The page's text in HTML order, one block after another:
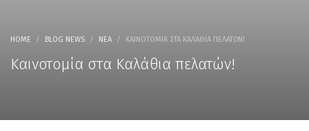
HOME BLOG NEWS ΝΈΑ ΚΑΙΝΟΤΟΜΊΑ ΣΤΑ ΚΑΛΆΘΙΑ ΠΕΛΑΤΏΝ!
Καινοτομία στα Καλάθια πελατών!